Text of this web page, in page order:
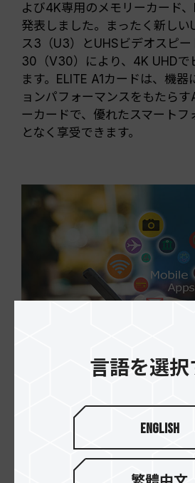
よび4K専用のメモリーカード
発表しました。まったく新しい
ス3（U3）とUHSビデオスピー
30（V30）により、4K UHDで
ます。ELITE A1カードは、機
ョンパフォーマンスをもたらす
ーカードで、優れたスマートフ
となく享受できます。
強力なパフォーマ
かつスムーズにア
モバイルデバイスメモリーカー
言語を選択
English